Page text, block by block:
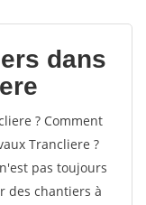
dans
? Comment
Trancliere ?
pas toujours
des chantiers à